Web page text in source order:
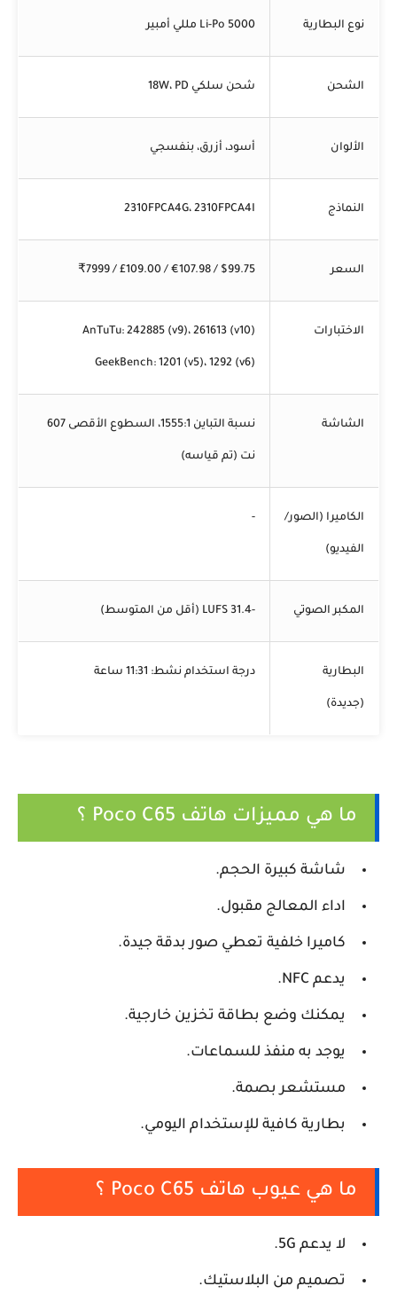
نوع البطارية Li-Po 5000 مللي أمبير
الشحن شحن سلكي 18W، PD
الألوان أسود، أزرق، بنفسجي
النماذج 2310FPCA4G، 2310FPCA4I
السعر $99.75 / €107.98 / £109.00 / ₹7999
الاختبارات AnTuTu: 242885 (v9)، 261613 (v10)
GeekBench: 1201 (v5)، 1292 (v6)
الشاشة نسبة التباين 1555:1، السطوع الأقصى 607
نت (تم قياسه)
الكاميرا (الصور/
الفيديو)
-
المكبر الصوتي -31.4 LUFS (أقل من المتوسط)
البطارية
(جديدة)
درجة استخدام نشط: 11:31 ساعة
ما هي مميزات هاتف Poco C65 ؟
شاشة كبيرة الحجم.
اداء المعالج مقبول.
كاميرا خلفية تعطي صور بدقة جيدة.
يدعم NFC.
يمكنك وضع بطاقة تخزين خارجية.
يوجد به منفذ للسماعات.
مستشعر بصمة.
بطارية كافية للإستخدام اليومي.
ما هي عيوب هاتف Poco C65 ؟
لا يدعم 5G.
تصميم من البلاستيك.